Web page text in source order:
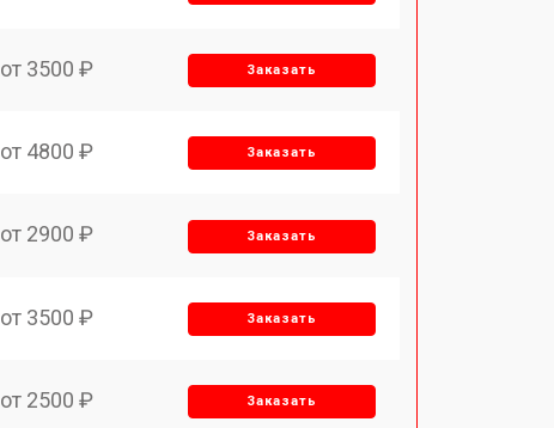
от 3500 ₽ Заказать
от 4800 ₽ Заказать
от 2900 ₽ Заказать
от 3500 ₽ Заказать
от 2500 ₽ Заказать